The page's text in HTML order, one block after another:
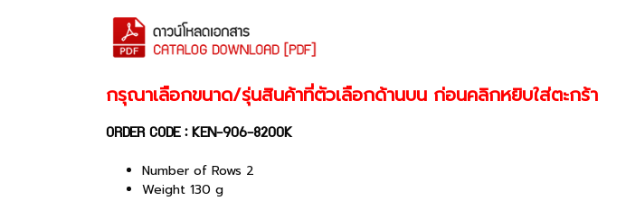
กรุณาเลือกขนาด/รุ่นสินค้าที่ตัวเลือกด้านบน ก่อนคลิกหยิบใส่ตะกร้า
ORDER CODE : KEN-906-8200K
Number of Rows 2
Weight 130 g